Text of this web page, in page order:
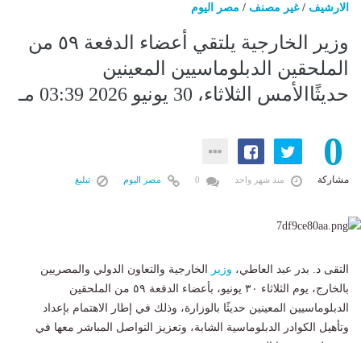
الارشيف /غير مصنف / مصر اليوم
وزير الخارجية يلتقي أعضاء الدفعة ٥٩ من
الملحقين الدبلوماسيين المعينين
حديثًاالأمس الثلاثاء، 30 يونيو 2026 03:39 مـ
0
مشاركة منذ شهر واحد مصر اليوم تبليغ
التقى د. بدر عبد العاطي، وزير
الخارجية والتعاون الدولي والمصريين
بالخارج، يوم الثلاثاء ٣٠ يونيو، بأعضاء الدفعة ٥٩ من الملحقين
الدبلوماسيين المعينين حديثًا بالوزارة، وذلك في إطار الاهتمام بإعداد
وتأهيل الكوادر الدبلوماسية الشابة، وتعزيز التواصل المباشر معها في